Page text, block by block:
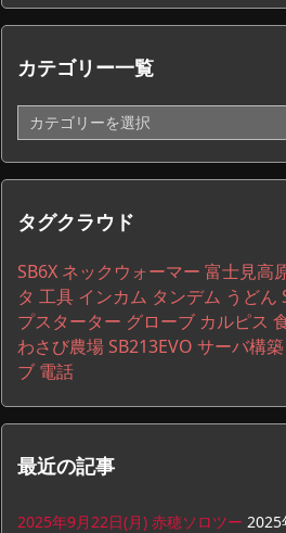
カテゴリー一覧
カ
テ
ゴ
リ
一
タグクラウド
SB6X ネックウォーマー 富士見高
タ 工具 インカム タンデム うどん
プスターター グローブ カルピス
わさび農場SB213EVO サーバ構築
ブ 電話
最近の記事
2025年9月22日(月) 赤穂ソロツー 2025